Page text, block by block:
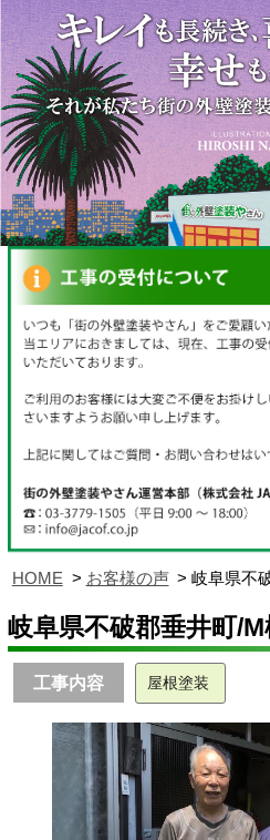
HOME お客様の声 岐阜県不
岐阜県不破郡垂井町/
工事内容 屋根塗装